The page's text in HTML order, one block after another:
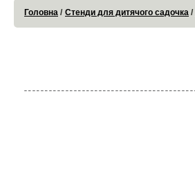
Головна Стенди для дитячого садочка